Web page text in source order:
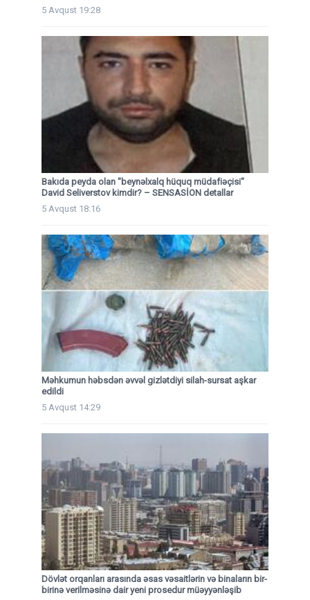
5 Avqust 19:28
Bakıda peyda olan "beynəlxalq hüquq müdafiəçisi"
David Seliverstov kimdir? – SENSASİON detallar
5 Avqust 18:16
Məhkumun həbsdən əvvəl gizlətdiyi silah-sursat aşkar
edildi
5 Avqust 14:29
Dövlət orqanları arasında əsas vəsaitlərin və binaların bir-
birinə verilməsinə dair yeni prosedur müəyyənləşib